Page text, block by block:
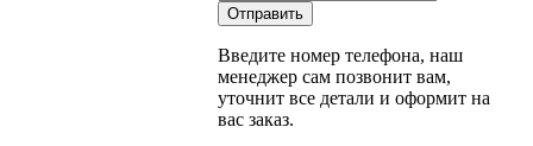
Введите номер телефона, наш
менеджер сам позвонит вам,
уточнит все детали и оформит на
вас заказ.